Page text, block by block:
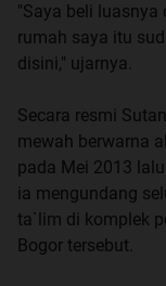
"Saya beli luasnya
rumah saya itu
disini," ujarnya.
Secara resmi
mewah berwarna
pada Mei 2013
ia mengundang
ta`lim di komplek
Bogor tersebut.